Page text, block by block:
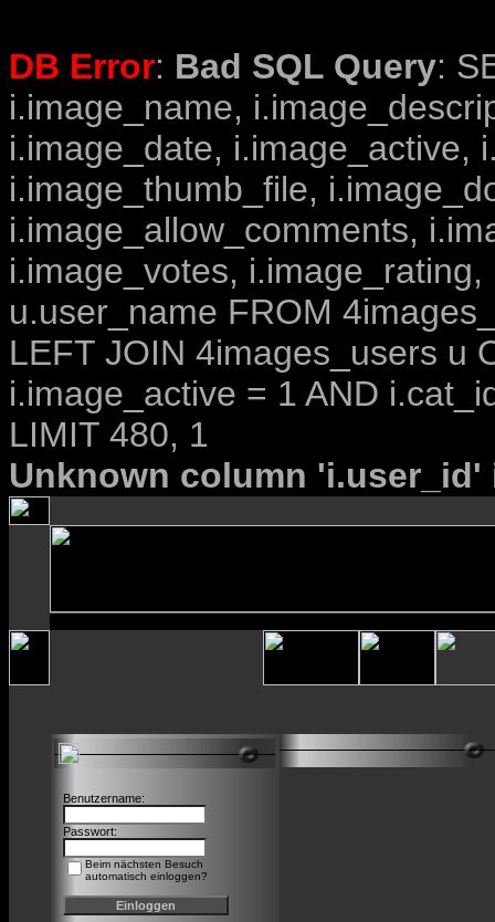
DB Error: Bad SQL Query:
i.image_name,
i.image_date, i.image_active,
i.image_thumb_file,
i.image_allow_comments,
i.image_votes,
u.user_name FROM
LEFT JOIN 4images_users u
i.image_active = 1 AND
LIMIT 480, 1
Unknown column
Benutzername:
Passwort:
Beim nächsten Besuch
automatisch einloggen?